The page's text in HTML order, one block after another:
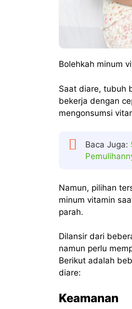
Bolehkah minum
Saat diare, tubuh
bekerja dengan
mengonsumsi
Baca Juga:
Namun, pilihan
minum vitamin
parah.
Dilansir dari
namun perlu
Berikut adalah
diare:
Keamanan